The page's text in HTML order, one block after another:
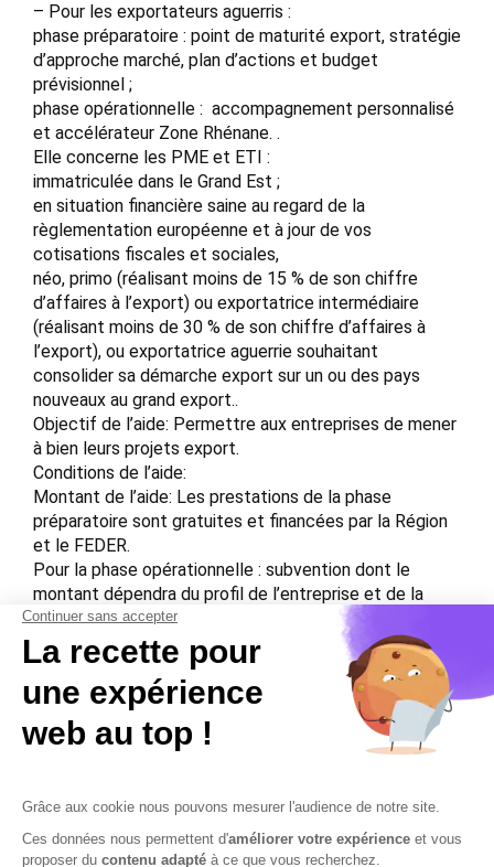
– Pour les exportateurs aguerris :
phase préparatoire : point de maturité export, stratégie
d’approche marché, plan d’actions et budget
prévisionnel ;
phase opérationnelle : accompagnement personnalisé
et accélérateur Zone Rhénane. .
Elle concerne les PME et ETI :
immatriculée dans le Grand Est ;
en situation financière saine au regard de la
règlementation européenne et à jour de vos
cotisations fiscales et sociales,
néo, primo (réalisant moins de 15 % de son chiffre
d’affaires à l’export) ou exportatrice intermédiaire
(réalisant moins de 30 % de son chiffre d’affaires à
l’export), ou exportatrice aguerrie souhaitant
consolider sa démarche export sur un ou des pays
nouveaux au grand export..
Objectif de l’aide: Permettre aux entreprises de mener
à bien leurs projets export.
Conditions de l’aide:
Montant de l’aide: Les prestations de la phase
préparatoire sont gratuites et financées par la Région
et le FEDER.
Pour la phase opérationnelle : subvention dont le
montant dépendra du profil de l’entreprise et de la
phase réalisée.
Source: Consulter la présentation du Parcours de
transformation export sur le site de la région Grand-Est.
https://www.grandest.fr/vos-aides-regionales/parcours-
transformation-export/ 2023-07-13
Contactez-nous Mentions légales
Plan du site
Sécurisation des données